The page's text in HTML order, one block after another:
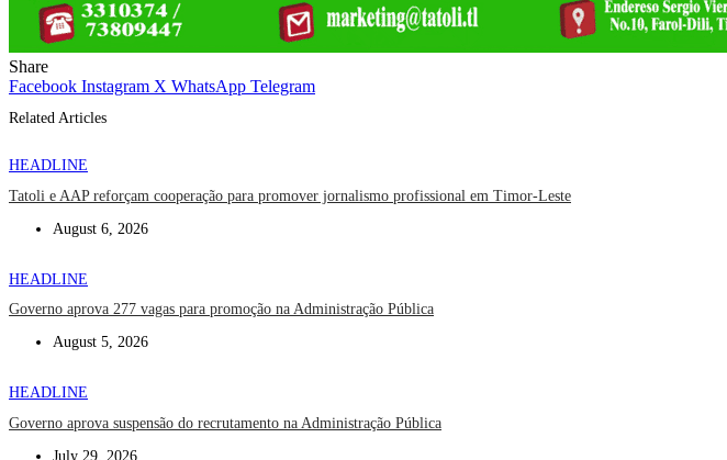
Share
Facebook Instagram X WhatsApp Telegram
Related Articles
HEADLINE
Tatoli e AAP reforçam cooperação para promover jornalismo profissional em Timor-Leste
August 6, 2026
HEADLINE
Governo aprova 277 vagas para promoção na Administração Pública
August 5, 2026
HEADLINE
Governo aprova suspensão do recrutamento na Administração Pública
July 29, 2026